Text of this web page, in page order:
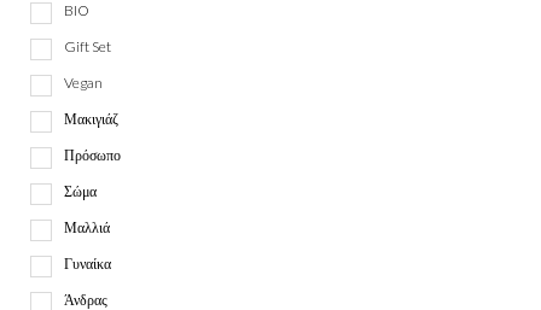
BIO
Gift Set
Vegan
Μακιγιάζ
Πρόσωπο
Σώμα
Μαλλιά
Γυναίκα
Άνδρας